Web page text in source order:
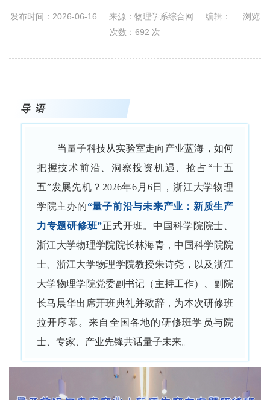
发布时间：2026-06-16 来源：物理学系综合网 编辑：
浏览
次数： 692 次
导 语
当量子科技从实验室走向产业蓝海，如何
把握技术前沿、洞察投资机遇、抢占“十五
五”发展先机？2026年6月6日，浙江大学物理
学院主办的“量子前沿与未来产业：新质生产
力专题研修班”正式开班。中国科学院院士、
浙江大学物理学院院长林海青，中国科学院院
士、浙江大学物理学院教授朱诗尧，以及浙江
大学物理学院党委副书记（主持工作）、副院
长马晨华出席开班典礼并致辞，为本次研修班
拉开序幕。来自全国各地的研修班学员与院
士、专家、产业先锋共话量子未来。